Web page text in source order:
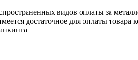
видов оплаты за
достаточное для оплаты